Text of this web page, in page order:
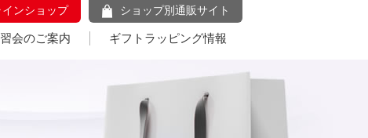
ンショップ ショップ別通販サイト
会のご案内 ギフトラッピング情報